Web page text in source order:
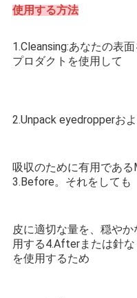
使用する方法
1.Cleansing:あなたの表
プロダクトを使用して
2.Unpack eyedropperお
吸収のために有用であ
3.Before。それをしても
皮に適切な量を、穏や
用する4.Afterまたは針
を使用するため